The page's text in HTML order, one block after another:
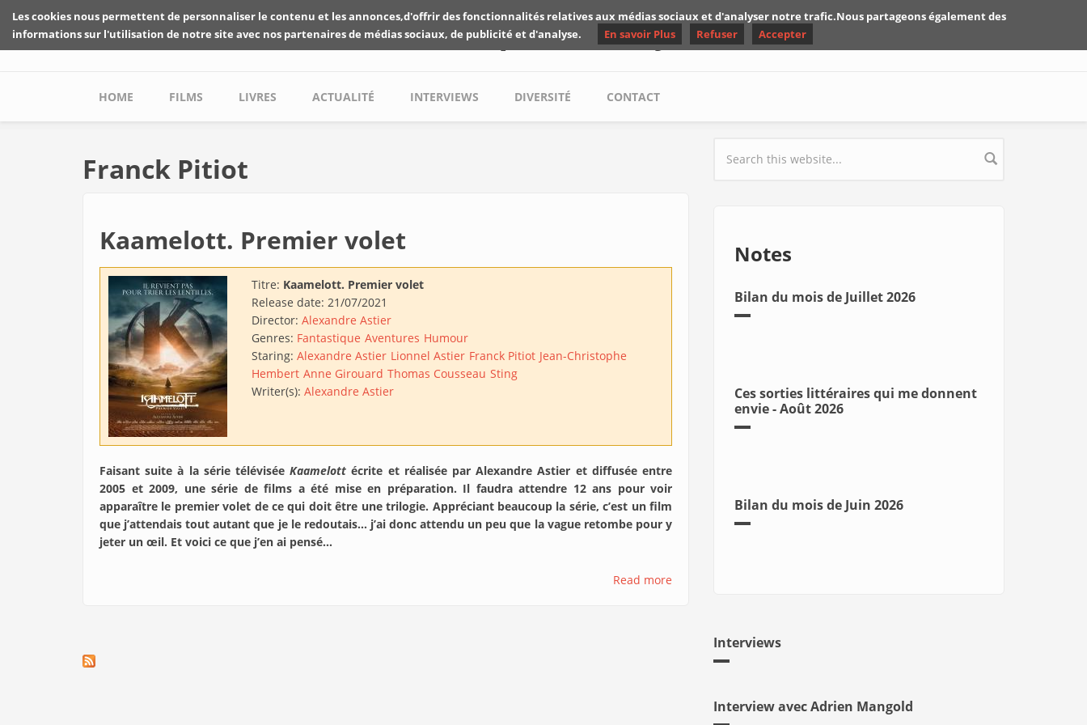
Skip to main content
Les critiques de Yuyine
Main menu
HOME FILMS LIVRES ACTUALITÉ INTERVIEWS DIVERSITÉ CONTACT
Franck Pitiot
Kaamelott. Premier volet
Titre: Kaamelott. Premier volet
Release date: 21/07/2021
Director: Alexandre Astier
Genres: Fantastique Aventures Humour
Staring: Alexandre Astier Lionnel Astier Franck Pitiot Jean-Christophe
Hembert Anne Girouard Thomas Cousseau Sting
Writer(s): Alexandre Astier
Faisant suite à la série téléviséeKaamelott écrite et réalisée par Alexandre Astier et diffusée entre
2005 et 2009, une série de films a été mise en préparation. Il faudra attendre 12 ans pour voir
apparaître le premier volet de ce qui doit être une trilogie. Appréciant beaucoup la série, c’est un film
que j’attendais tout autant que je le redoutais… j’ai donc attendu un peu que la vague retombe pour y
jeter un œil. Et voici ce que j’en ai pensé…
Read more
Search form
Notes
Bilan du mois de Juillet 2026
Ces sorties littéraires qui me donnent
envie - Août 2026
Bilan du mois de Juin 2026
Interviews
Interview avec Adrien Mangold
Les cookies nous permettent de personnaliser le contenu et les annonces,d'offrir des fonctionnalités relatives aux médias sociaux et d'analyser notre trafic.Nous partageons également des
informations sur l'utilisation de notre site avec nos partenaires de médias sociaux, de publicité et d'analyse.
En savoir Plus Refuser Accepter